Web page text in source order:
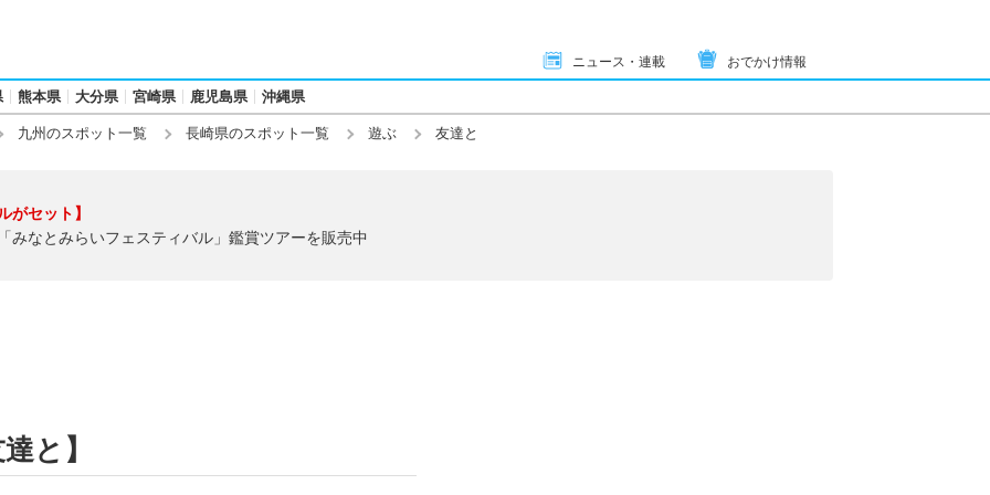
ニュース・連載 おでかけ情報
熊本県 大分県 宮崎県 鹿児島県 沖縄県
九州のスポット一覧 長崎県のスポット一覧 遊ぶ 友達と
がセット】
みなとみらいフェスティバル」鑑賞ツアーを販売中
と】